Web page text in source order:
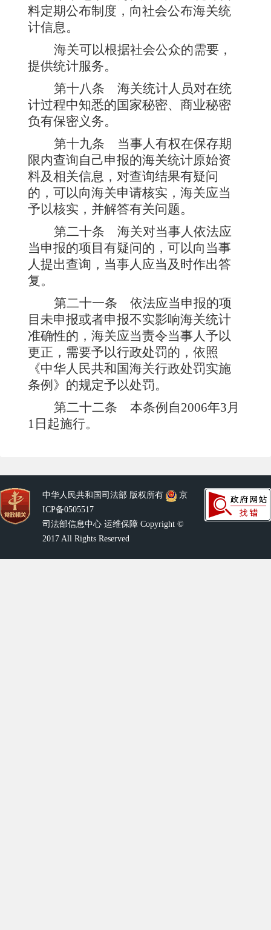
料定期公布制度，向社会公布海关统
计信息。
海关可以根据社会公众的需要，
提供统计服务。
第十八条 海关统计人员对在统
计过程中知悉的国家秘密、商业秘密
负有保密义务。
第十九条 当事人有权在保存期
限内查询自己申报的海关统计原始资
料及相关信息，对查询结果有疑问
的，可以向海关申请核实，海关应当
予以核实，并解答有关问题。
第二十条 海关对当事人依法应
当申报的项目有疑问的，可以向当事
人提出查询，当事人应当及时作出答
复。
第二十一条 依法应当申报的项
目未申报或者申报不实影响海关统计
准确性的，海关应当责令当事人予以
更正，需要予以行政处罚的，依照
《中华人民共和国海关行政处罚实施
条例》的规定予以处罚。
第二十二条 本条例自2006年3月
1日起施行。
中华人民共和国司法部 版权所有
京
ICP备0505517
司法部信息中心 运维保障 Copyright ©
2017 All Rights Reserved